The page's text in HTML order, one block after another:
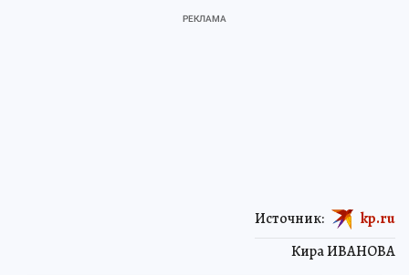
Кира ИВАНОВА
Источник: kp.ru